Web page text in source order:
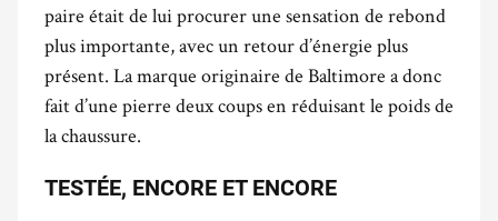
paire était de lui procurer une sensation de rebond
plus importante, avec un retour d’énergie plus
présent. La marque originaire de Baltimore a donc
fait d’une pierre deux coups en réduisant le poids de
la chaussure.
TESTÉE, ENCORE ET ENCORE